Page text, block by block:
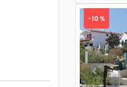
Previous
-10 %